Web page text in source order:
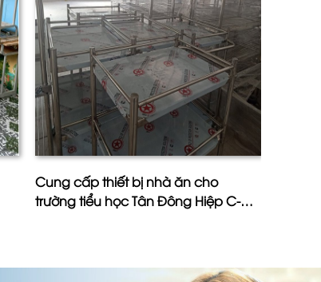
Cung cấp thiết bị nhà ăn cho
trường tiểu học Tân Đông Hiệp C-